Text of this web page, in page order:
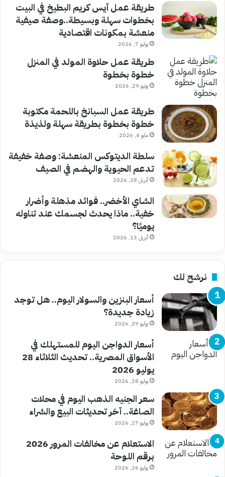
طريقة عمل آيس كريم البطيخ في البيت
بخطوات سهلة وبسيطة..وصفة صيفية
منعشة بمكونات اقتصادية
يوليو 7, 2026
طريقة عمل حلاوة المولد في المنزل
خطوة بخطوة
يونيو 29, 2026
طريقة عمل السبانخ باللحمة مكتوبة
خطوة بخطوة بطريقة سهلة ولذيذة
مايو 4, 2026
سلطة الديتوكس المنعشة: وصفة خفيفة
تدعم الحيوية والهضم في الصيف
أبريل 28, 2026
الشاي الأخضر.. فوائد مذهلة وأضرار
خفية.. ماذا يحدث لجسمك عند تناوله
يوميًا؟
أبريل 13, 2026
نرشح لك
أسعار البنزين والسولار اليوم.. هل توجد
زيادة جديدة؟
يوليو 29, 2026
أسعار الدواجن اليوم للمستهلك في
الأسواق المصرية.. تحديث الثلاثاء 28
يوليو 2026
يوليو 28, 2026
سعر الجنيه الذهب اليوم في محلات
الصاغة.. آخر تحديثات البيع والشراء
يوليو 27, 2026
الاستعلام عن مخالفات المرور 2026
برقم اللوحة
يوليو 26, 2026